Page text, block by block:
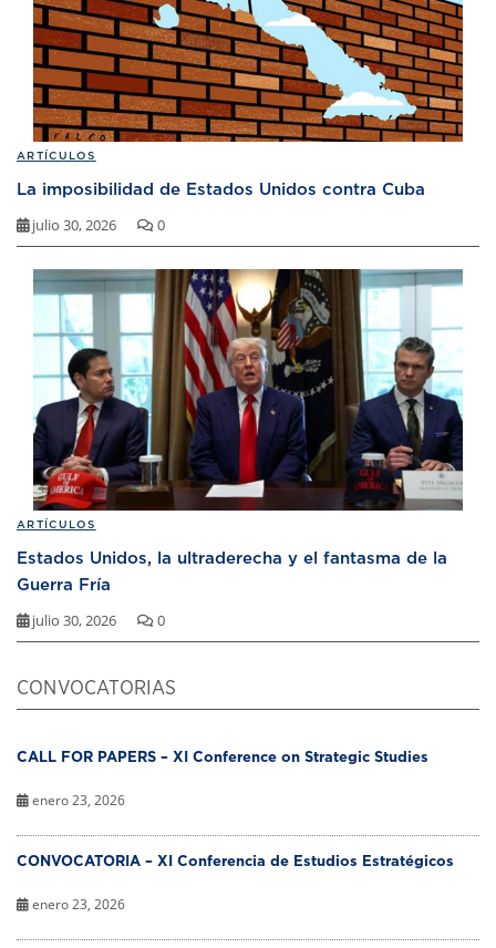
ARTÍCULOS
La imposibilidad de Estados Unidos contra Cuba
julio 30, 2026 0
ARTÍCULOS
Estados Unidos, la ultraderecha y el fantasma de la
Guerra Fría
julio 30, 2026 0
CONVOCATORIAS
CALL FOR PAPERS – XI Conference on Strategic Studies
enero 23, 2026
CONVOCATORIA – XI Conferencia de Estudios Estratégicos
enero 23, 2026